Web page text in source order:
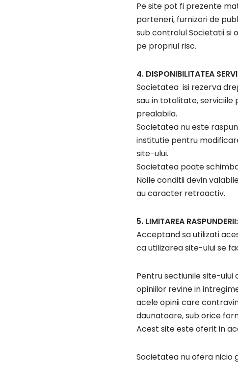
Pe site pot fi prezente
parteneri, furnizori de
sub controlul Societatii si
pe propriul risc.
4. DISPONIBILITATEA
Societatea isi rezerva
sau in totalitate, serviciile
prealabila.
Societatea nu este
institutie pentru
site-ului.
Societatea poate
Noile conditii devin
au caracter retroactiv.
5. LIMITAREA RASPUNDERII:
Acceptand sa utilizati
ca utilizarea site-ului se
Pentru sectiunile site-
opiniilor revine in
acele opinii care
daunatoare, sub orice
Acest site este oferit in
Societatea nu ofera nicio